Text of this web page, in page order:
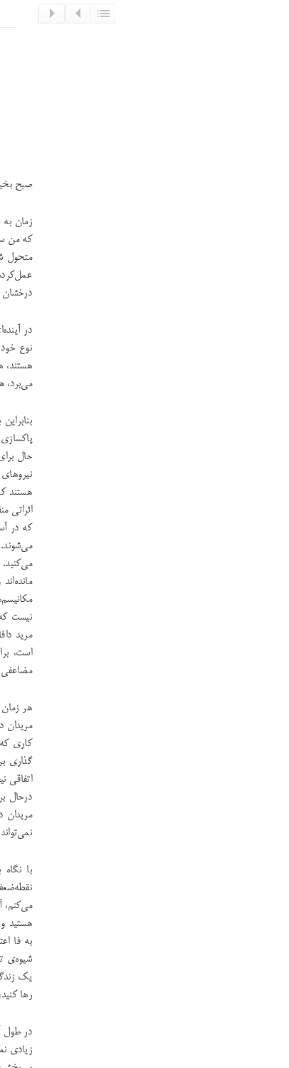
صبح
زمان
که من
متحول
درخشان
در
نوع
هستند،
می‌برد،
حال
هستند
اثراتی
‌که در
می‌کنید.
نیست
مرید
است،
مضاعفی
هر
مریدان
کاری
گذاری
اتفاقی
درحال
مریدان
با
می‌کنم،
هستید
به فا
شیوه‌ی
یک
رها
در طول
زیادی